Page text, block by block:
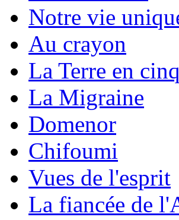
Notre vie
Au crayon
La Terre en
La Migraine
Domenor
Chifoumi
Vues de l'esprit
La fiancée de